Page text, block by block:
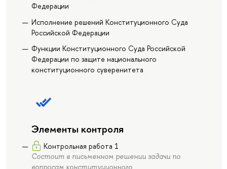
Федерации
Исполнение решений Конституционного Суда
Российской Федерации
Функции Конституционного Суда Российской
Федерации по защите национального
конституционного суверенитета
Элементы контроля
Контрольная работа 1
Состоит в письменном решении задачи по
вопросам конституционного